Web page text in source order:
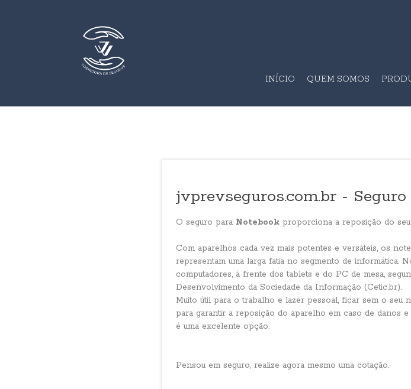
INÍCIO QUEM SOMOS
jvprevseguros.com.br -
O seguro para Notebook proporciona a reposição do
Com aparelhos cada vez mais potentes e versáteis, os
representam uma larga fatia no segmento de informática.
computadores, à frente dos tablets e do PC de mesa,
Desenvolvimento da Sociedade da Informação (Cetic.br).
Muito útil para o trabalho e lazer pessoal, ficar sem o seu
para garantir a reposição do aparelho em caso de danos
é uma excelente opção.
Pensou em seguro, realize agora mesmo uma cotação.